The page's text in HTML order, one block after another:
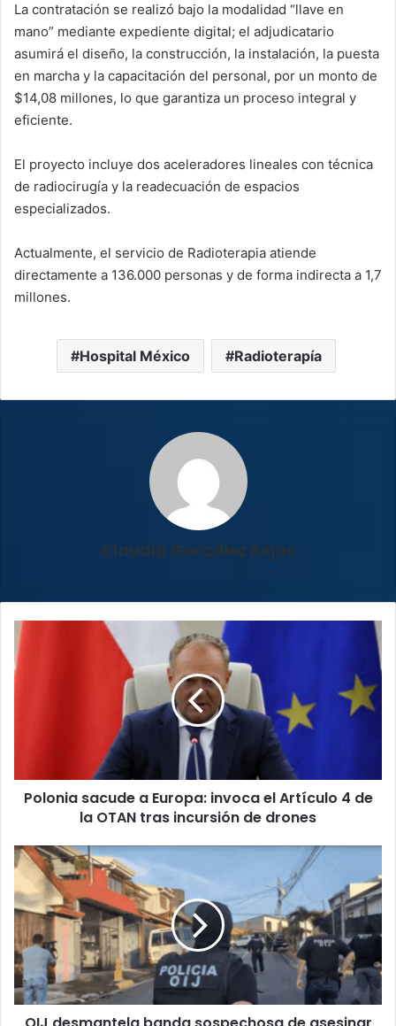
La contratación se realizó bajo la modalidad “llave en
mano” mediante expediente digital; el adjudicatario
asumirá el diseño, la construcción, la instalación, la puesta
en marcha y la capacitación del personal, por un monto de
$14,08 millones, lo que garantiza un proceso integral y
eficiente.
El proyecto incluye dos aceleradores lineales con técnica
de radiocirugía y la readecuación de espacios
especializados.
Actualmente, el servicio de Radioterapia atiende
directamente a 136.000 personas y de forma indirecta a 1,7
millones.
Hospital México Radioterapía
Claudia González Rojas
Polonia
sacude
a
Europa:
de
incursión
de
drones
Polonia sacude a Europa: invoca el Artículo 4 de
la OTAN tras incursión de drones
OIJ
desmantela
banda
sospechosa
de
asesinar
a
exiliado
nicaragüense
en